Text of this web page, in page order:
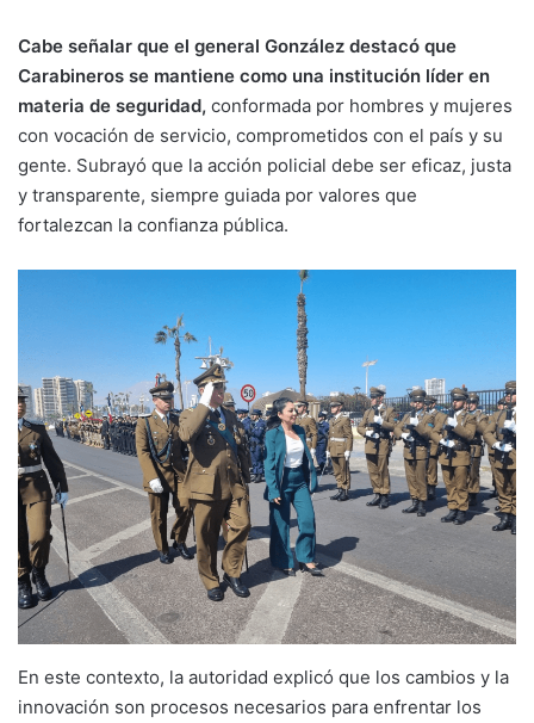
Cabe señalar que el general González destacó que
Carabineros se mantiene como una institución líder en
materia de seguridad, conformada por hombres y mujeres
con vocación de servicio, comprometidos con el país y su
gente. Subrayó que la acción policial debe ser eficaz, justa
y transparente, siempre guiada por valores que
fortalezcan la confianza pública.
En este contexto, la autoridad explicó que los cambios y la
innovación son procesos necesarios para enfrentar los